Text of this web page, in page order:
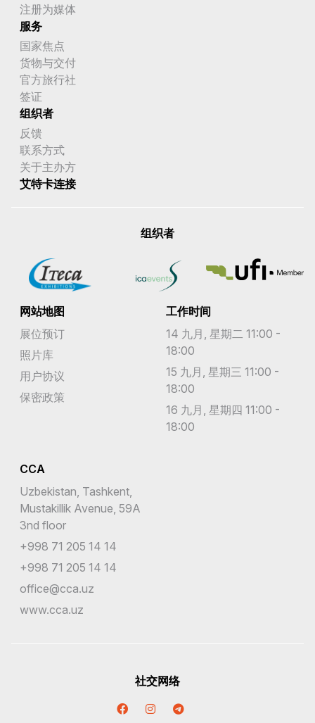
注册为媒体
服务
国家焦点
货物与交付
官方旅行社
签证
组织者
反馈
联系方式
关于主办方
艾特卡连接
组织者
网站地图
展位预订
照片库
用户协议
保密政策
工作时间
14 九月, 星期二 11:00 -
18:00
15 九月, 星期三 11:00 -
18:00
16 九月, 星期四 11:00 -
18:00
CCA
Uzbekistan, Tashkent,
Mustakillik Avenue, 59A
3nd floor
+998 71 205 14 14
+998 71 205 14 14
office@cca.uz
www.cca.uz
社交网络